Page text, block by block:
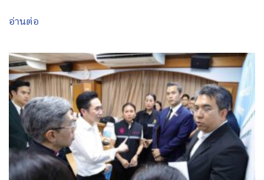
อ่านต่อ